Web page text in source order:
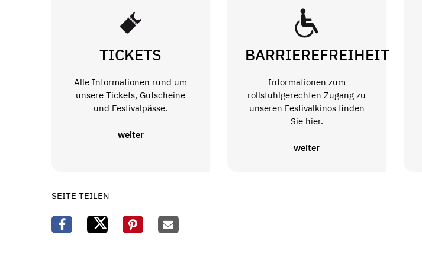
TICKETS
Alle Informationen rund um
unsere Tickets, Gutscheine
und Festivalpässe.
weiter
BARRIEREFREIHEIT
Informationen zum
rollstuhlgerechten Zugang zu
unseren Festivalkinos finden
Sie hier.
weiter
SEITE TEILEN